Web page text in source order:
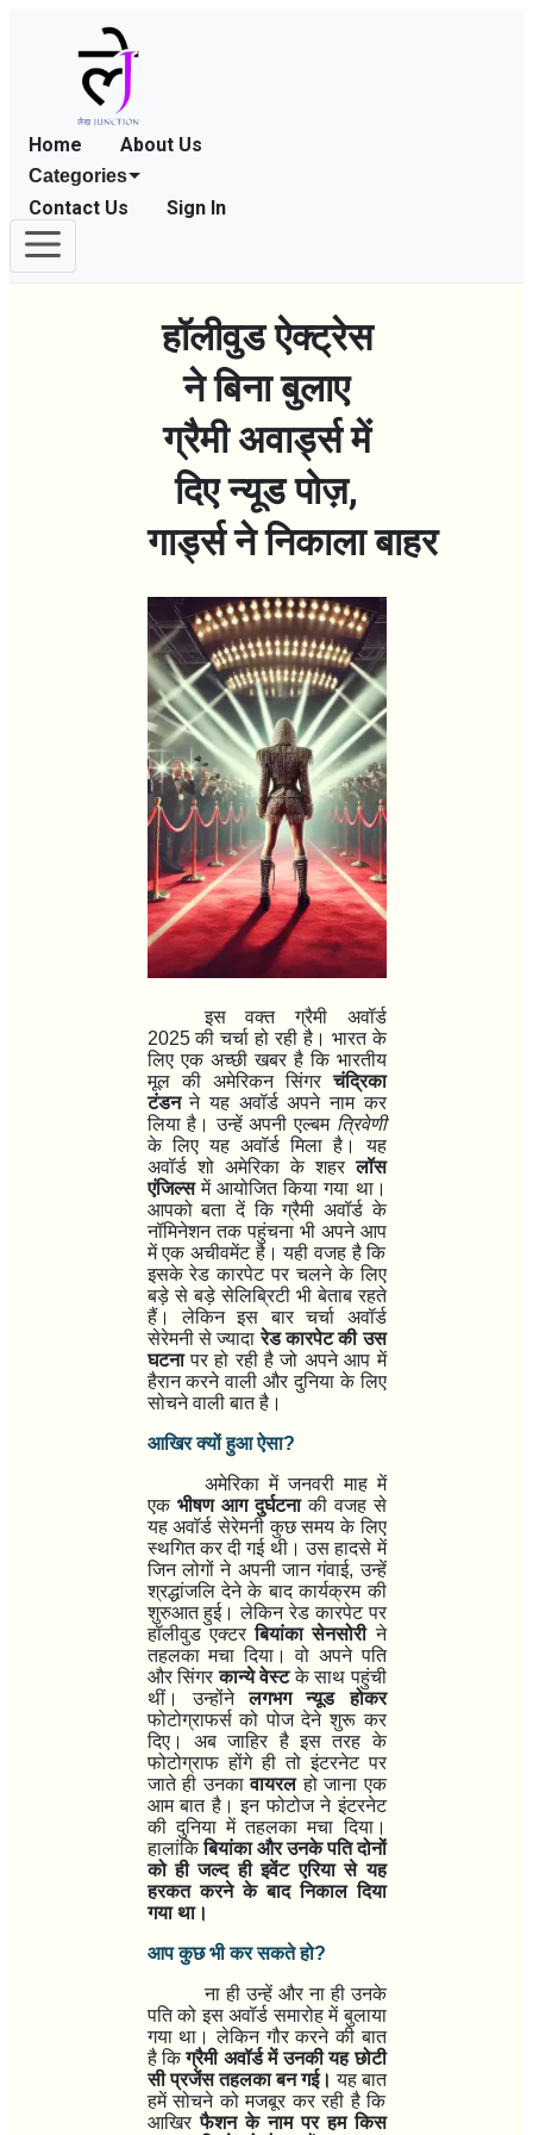
Home About Us
Categories
Contact Us Sign In
हॉलीवुड ऐक्ट्रेस
ने बिना बुलाए
ग्रैमी अवार्ड्स में
दिए न्यूड पोज़,
गार्ड्स ने निकाला बाहर
इस वक्त ग्रैमी अवॉर्ड
2025की चर्चा हो रही है। भारत के
लिए एक अच्छी खबर है कि भारतीय
मूल की अमेरिकन सिंगर चंद्रिका
टंडन ने यह अवॉर्ड अपने नाम कर
लिया है। उन्हें अपनी एल्बम त्रिवेणी
के लिए यह अवॉर्ड मिला है। यह
अवॉर्ड शो अमेरिका के शहर लॉस
एंजिल्स में आयोजित किया गया था।
आपको बता दें कि ग्रैमी अवॉर्ड के
नॉमिनेशन तक पहुंचना भी अपने आप
में एक अचीवमेंट है। यही वजह है कि
इसके रेड कारपेट पर चलने के लिए
बड़े से बड़े सेलिब्रिटी भी बेताब रहते
हैं। लेकिन इस बार चर्चा अवॉर्ड
सेरेमनी से ज्यादा रेड कारपेट की उस
घटना पर हो रही है जो अपने आप में
हैरान करने वाली और दुनिया के लिए
सोचने वाली बात है।
आखिर क्यों हुआ ऐसा?
अमेरिका में जनवरी माह में
एक भीषण आग दुर्घटना की वजह से
यह अवॉर्ड सेरेमनी कुछ समय के लिए
स्थगित कर दी गई थी। उस हादसे में
जिन लोगों ने अपनी जान गंवाई,उन्हें
श्रद्धांजलि देने के बाद कार्यक्रम की
शुरुआत हुई। लेकिन रेड कारपेट पर
हॉलीवुड एक्टर बियांका सेनसोरी ने
तहलका मचा दिया। वो अपने पति
और सिंगर कान्ये वेस्ट के साथ पहुंची
थीं। उन्होंने
लगभग न्यूड होकर
फोटोग्राफर्स को पोज देने शुरू कर
दिए। अब जाहिर है इस तरह के
फोटोग्राफ होंगे ही तो इंटरनेट पर
जाते ही उनका वायरल हो जाना एक
आम बात है। इन फोटोज ने इंटरनेट
की दुनिया में तहलका मचा दिया।
हालांकि बियांका और उनके पति दोनों
को ही जल्द ही इवेंट एरिया से यह
हरकत करने के बाद निकाल दिया
गया था।
आप कुछ भी कर सकते हो?
ना ही उन्हें और ना ही उनके
पति को इस अवॉर्ड समारोह में बुलाया
गया था। लेकिन गौर करने की बात
है कि ग्रैमी अवॉर्ड में उनकी यह छोटी
सी प्रजेंस तहलका बन गई। यह बात
हमें सोचने को मजबूर कर रही है कि
आखिर फैशन के नाम पर हम किस